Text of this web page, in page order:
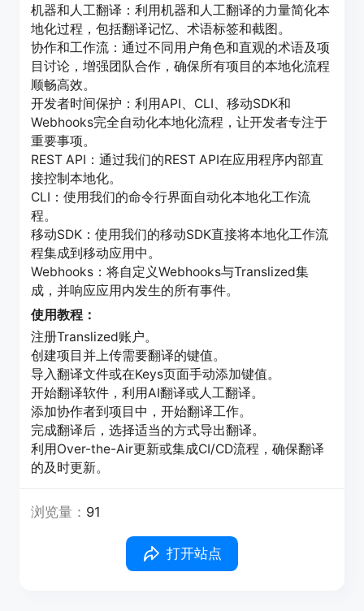
机器和人工翻译：利用机器和人工翻译的力量简化本
地化过程，包括翻译记忆、术语标签和截图。
协作和工作流：通过不同用户角色和直观的术语及项
目讨论，增强团队合作，确保所有项目的本地化流程
顺畅高效。
开发者时间保护：利用API、CLI、移动SDK和
Webhooks完全自动化本地化流程，让开发者专注于
重要事项。
REST API：通过我们的REST API在应用程序内部直
接控制本地化。
CLI：使用我们的命令行界面自动化本地化工作流
程。
移动SDK：使用我们的移动SDK直接将本地化工作流
程集成到移动应用中。
Webhooks：将自定义Webhooks与Translized集
成，并响应应用内发生的所有事件。
使用教程：
注册Translized账户。
创建项目并上传需要翻译的键值。
导入翻译文件或在Keys页面手动添加键值。
开始翻译软件，利用AI翻译或人工翻译。
添加协作者到项目中，开始翻译工作。
完成翻译后，选择适当的方式导出翻译。
利用Over-the-Air更新或集成CI/CD流程，确保翻译
的及时更新。
浏览量： 91
打开站点